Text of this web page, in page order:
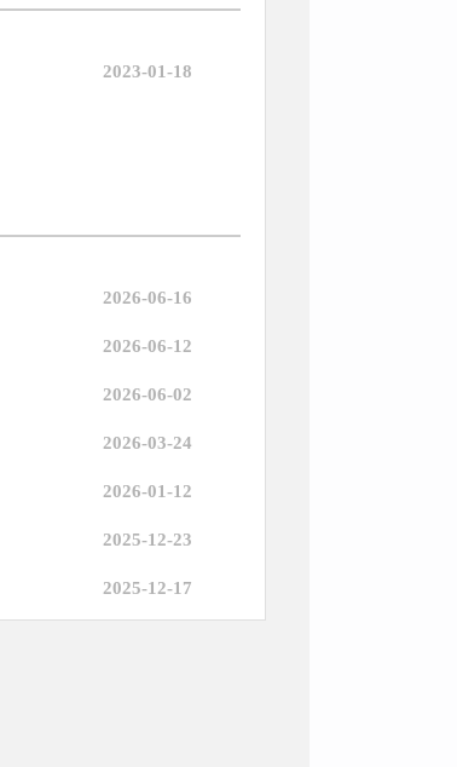
2023-01-18
2026-06-16
2026-06-12
2026-06-02
2026-03-24
2026-01-12
2025-12-23
2025-12-17